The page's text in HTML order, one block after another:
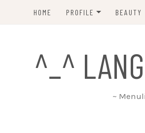
HOME PROFILE
DISCLAIMER
PRIVACY POLICY
BEAUTY
^_^
~